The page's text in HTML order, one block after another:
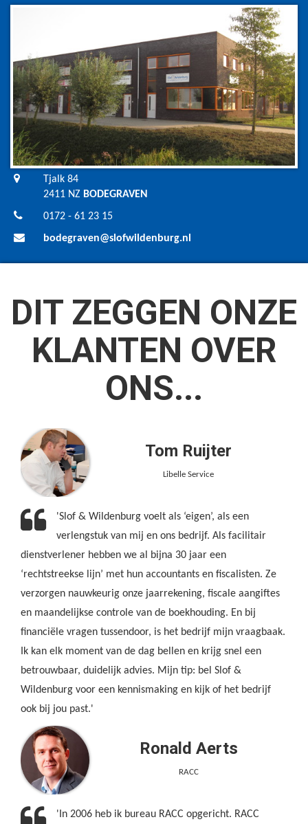
Tjalk 84
2411 NZ BODEGRAVEN
0172 - 61 23 15
bodegraven@slofwildenburg.nl
DIT ZEGGEN ONZE
KLANTEN OVER
ONS...
Tom Ruijter
Libelle Service
'Slof & Wildenburg voelt als ‘eigen’, als een
verlengstuk van mij en ons bedrijf. Als facilitair
dienstverlener hebben we al bijna 30 jaar een
‘rechtstreekse lijn’ met hun accountants en fiscalisten. Ze
verzorgen nauwkeurig onze jaarrekening, fiscale aangiftes
en maandelijkse controle van de boekhouding. En bij
financiële vragen tussendoor, is het bedrijf mijn vraagbaak.
Ik kan elk moment van de dag bellen en krijg snel een
betrouwbaar, duidelijk advies. Mijn tip: bel Slof &
Wildenburg voor een kennismaking en kijk of het bedrijf
ook bij jou past.'
Ronald Aerts
RACC
'In 2006 heb ik bureau RACC opgericht. RACC